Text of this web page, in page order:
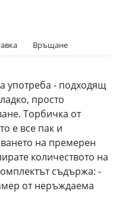
Връщане
употреба - подходящ
просто
Торбичка от
е все пак и
на премерен
количеството на
съдържа: -
от неръждаема